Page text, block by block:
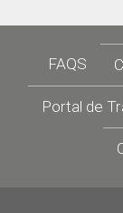
Footer
FAQS
Portal de